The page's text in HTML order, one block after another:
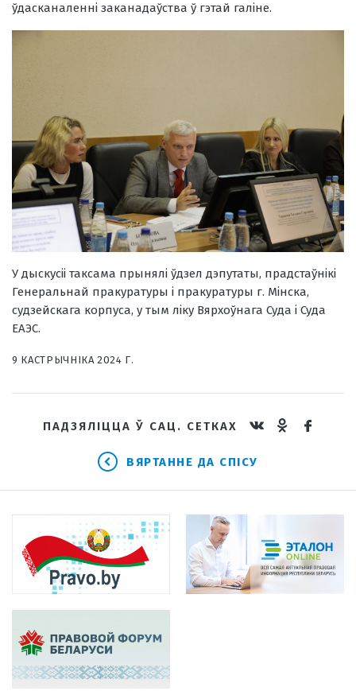
ўдасканаленні заканадаўства ў гэтай галіне.
У дыскусіі таксама прынялі ўдзел дэпутаты, прадстаўнікі
Генеральнай пракуратуры і пракуратуры г. Мінска,
судзейскага корпуса, у тым ліку Вярхоўнага Суда і Суда
ЕАЭС.
9 КАСТРЫЧНIКА 2024 Г.
ПАДЗЯЛІЦЦА Ў САЦ. СЕТКАХ
ВЯРТАННЕ ДА СПІСУ